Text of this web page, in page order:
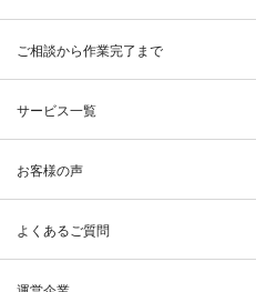
ご相談から作業完了まで
サービス一覧
お客様の声
よくあるご質問